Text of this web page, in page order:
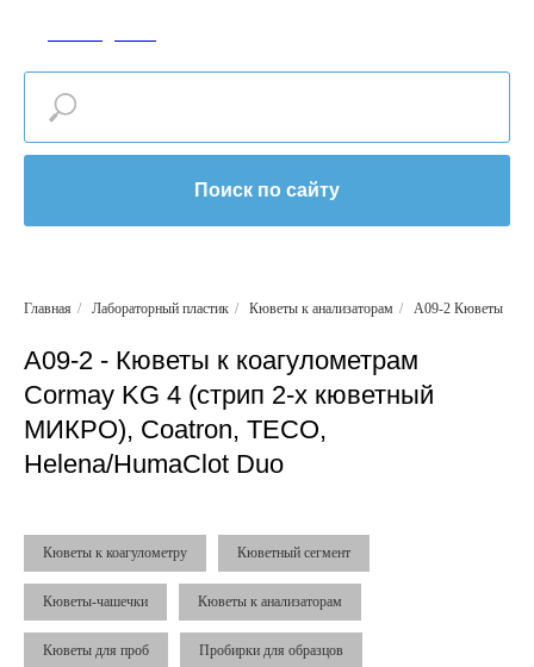
Поиск по сайту
Главная / Лабораторный пластик / Кюветы к анализаторам / A09-2 Кюветы
А09-2 - Кюветы к коагулометрам
Cormay KG 4 (стрип 2-х кюветный
МИКРО), Coatron, ТЕСО,
Helena/HumaClot Duo
Кюветы к коагулометру Кюветный сегмент
Кюветы-чашечки Кюветы к анализаторам
Кюветы для проб Пробирки для образцов